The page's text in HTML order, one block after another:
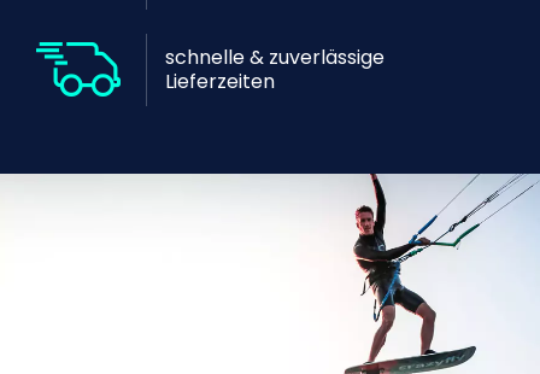
schnelle & zuverlässige
Lieferzeiten